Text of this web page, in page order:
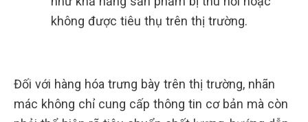
không được tiêu thụ trên thị trường.
Đối với hàng hóa trưng bày trên thị trường, nhãn
mác không chỉ cung cấp thông tin cơ bản mà còn